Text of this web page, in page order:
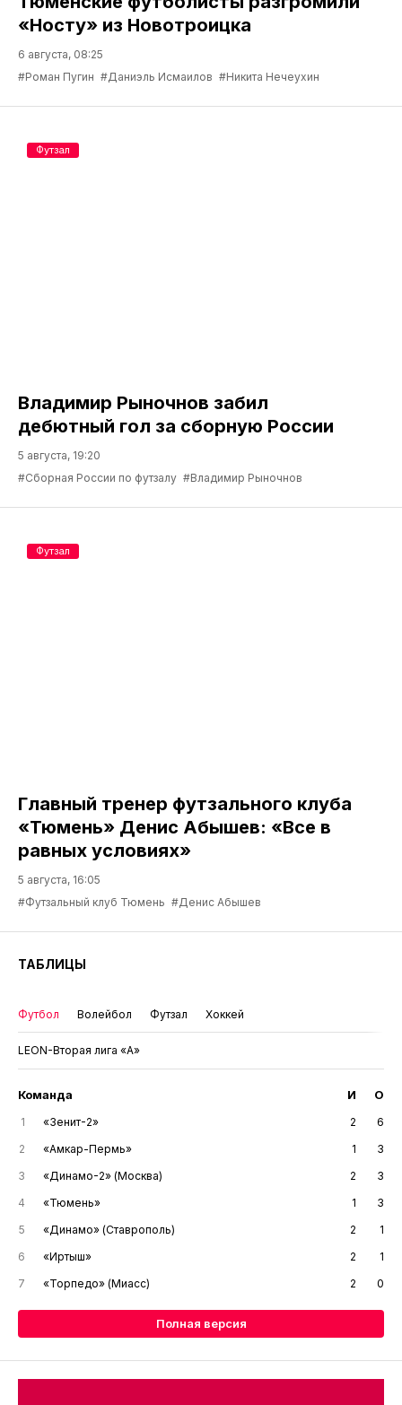
«Носту» из Новотроицка
6 августа, 08:25
#Роман Пугин #Даниэль Исмаилов #Никита Нечеухин
Владимир Рыночнов забил
дебютный гол за сборную России
5 августа, 19:20
#Сборная России по футзалу #Владимир Рыночнов
Футзал
Главный тренер футзального клуба
«Тюмень» Денис Абышев: «Все в
равных условиях»
5 августа, 16:05
#Футзальный клуб Тюмень #Денис Абышев
Футзал
ТАБЛИЦЫ
Футбол Волейбол Футзал Хоккей
LEON-Вторая лига «А»
Команда И О
1 «Зенит-2» 2
6
2
«Амкар-Пермь» 1
3
3
«Динамо-2» (Москва) 2
3
4
«Тюмень» 1
3
5
«Динамо» (Ставрополь) 2
1
6
«Иртыш» 2
1
7
«Торпедо» (Миасс) 2 0
Полная версия